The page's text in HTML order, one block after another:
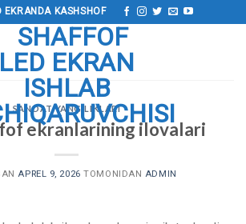
EKRANDA KASHSHOF
SANOAT YANGILIKLARI
ekranlarining ilovalari
APREL 9, 2026 TOMONIDAN ADMIN